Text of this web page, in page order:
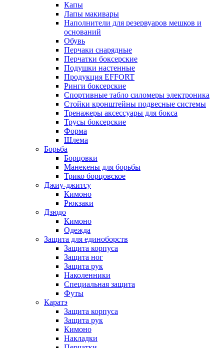
Капы
Лапы макивары
Наполнители для резервуаров мешков и
оснований
Обувь
Перчаки снарядные
Перчатки боксерские
Подушки настенные
Продукция EFFORT
Ринги боксерские
Спортивные табло силомеры электроника
Стойки кронштейны подвесные системы
Тренажеры аксессуары для бокса
Трусы боксерские
Форма
Шлема
Борьба
Борцовки
Манекены для борьбы
Трико борцовское
Джиу-джитсу
Кимоно
Рюкзаки
Дзюдо
Кимоно
Одежда
Защита для единоборств
Защита корпуса
Защита ног
Защита рук
Наколенники
Специальная защита
Футы
Каратэ
Защита корпуса
Защита рук
Кимоно
Накладки